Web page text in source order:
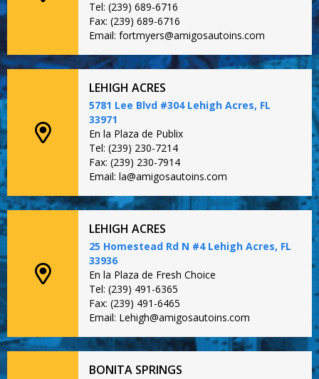
Tel: (239) 689-6716
Fax: (239) 689-6716
Email: fortmyers@amigosautoins.com
LEHIGH ACRES
5781 Lee Blvd #304 Lehigh Acres, FL
33971
En la Plaza de Publix
Tel: (239) 230-7214
Fax: (239) 230-7914
Email: la@amigosautoins.com
LEHIGH ACRES
25 Homestead Rd N #4 Lehigh Acres, FL
33936
En la Plaza de Fresh Choice
Tel: (239) 491-6365
Fax: (239) 491-6465
Email: Lehigh@amigosautoins.com
BONITA SPRINGS